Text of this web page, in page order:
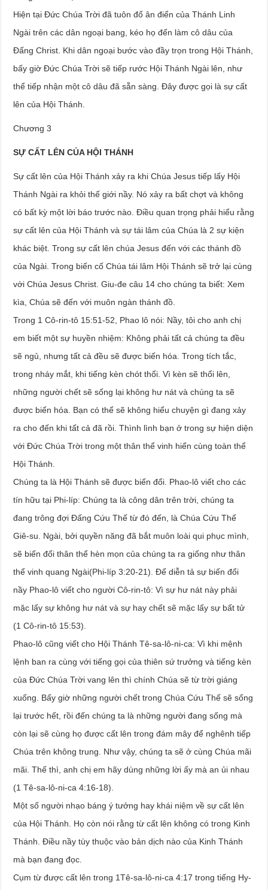
Hiện tại Đức Chúa Trời đã tuôn đổ ân điển của Thánh Linh
Ngài trên các dân ngoại bang, kéo họ đến làm cô dâu của
Đấng Christ. Khi dân ngoại bước vào đầy trọn trong Hội Thánh,
bấy giờ Đức Chúa Trời sẽ tiếp rước Hội Thánh Ngài lên, như
thể tiếp nhận một cô dâu đã sẵn sàng. Đây được gọi là sự cất
lên của Hội Thánh.
Chương 3
SỰ CẤT LÊN CỦA HỘI THÁNH
Sự cất lên của Hội Thánh xảy ra khi Chúa Jesus tiếp lấy Hội
Thánh Ngài ra khỏi thế giới nầy. Nó xảy ra bất chợt và không
có bất kỳ một lời báo trước nào. Điều quan trọng phải hiểu rằng
sự cất lên của Hội Thánh và sự tái lâm của Chúa là 2 sự kiện
khác biệt. Trong sự cất lên chúa Jesus đến với các thánh đồ
của Ngài. Trong biến cố Chúa tái lâm Hội Thánh sẽ trở lại cùng
với Chúa Jesus Christ. Giu-đe câu 14 cho chúng ta biết: Xem
kìa, Chúa sẽ đến với muôn ngàn thánh đồ.
Trong 1 Cô-rin-tô 15:51-52, Phao lô nói: Nầy, tôi cho anh chị
em biết một sự huyền nhiệm: Không phải tất cả chúng ta đều
sẽ ngủ, nhưng tất cả đều sẽ được biến hóa. Trong tích tắc,
trong nháy mắt, khi tiếng kèn chót thổi. Vì kèn sẽ thổi lên,
những người chết sẽ sống lại không hư nát và chúng ta sẽ
được biến hóa. Bạn có thể sẽ không hiểu chuyện gì đang xảy
ra cho đến khi tất cả đã rồi. Thình lình bạn ở trong sự hiện diện
với Đức Chúa Trời trong một thân thể vinh hiển cùng toàn thể
Hội Thánh.
Chúng ta là Hội Thánh sẽ được biến đổi. Phao-lô viết cho các
tín hữu tại Phi-líp: Chúng ta là công dân trên trời, chúng ta
đang trông đợi Đấng Cứu Thế từ đó đến, là Chúa Cứu Thế
Giê-su. Ngài, bởi quyền năng đã bắt muôn loài qui phục mình,
sẽ biến đổi thân thể hèn mọn của chúng ta ra giống như thân
thể vinh quang Ngài(Phi-líp 3:20-21). Để diễn tả sự biến đổi
nầy Phao-lô viết cho người Cô-rin-tô: Vì sự hư nát này phải
mặc lấy sự không hư nát và sự hay chết sẽ mặc lấy sự bất tử
(1 Cô-rin-tô 15:53).
Phao-lô cũng viết cho Hội Thánh Tê-sa-lô-ni-ca: Vì khi mệnh
lệnh ban ra cùng với tiếng gọi của thiên sứ trưởng và tiếng kèn
của Đức Chúa Trời vang lên thì chính Chúa sẽ từ trời giáng
xuống. Bấy giờ những người chết trong Chúa Cứu Thế sẽ sống
lại trước hết, rồi đến chúng ta là những người đang sống mà
còn lại sẽ cùng họ được cất lên trong đám mây để nghênh tiếp
Chúa trên không trung. Như vậy, chúng ta sẽ ở cùng Chúa mãi
mãi. Thế thì, anh chị em hãy dùng những lời ấy mà an ủi nhau
(1 Tê-sa-lô-ni-ca 4:16-18).
Một số người nhạo báng ý tưởng hay khái niệm về sự cất lên
của Hội Thánh. Họ còn nói rằng từ cất lên không có trong Kinh
Thánh. Điều nầy tùy thuộc vào bản dịch nào của Kinh Thánh
mà bạn đang đọc.
Cụm từ được cất lên trong 1Tê-sa-lô-ni-ca 4:17 trong tiếng Hy-